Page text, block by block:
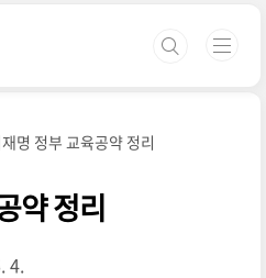
명 정부 교육공약 정리
약 정리
4.